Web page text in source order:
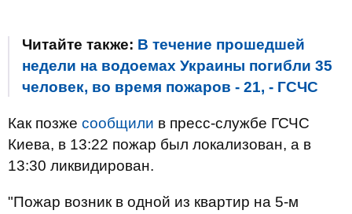
Читайте также: В течение прошедшей
недели на водоемах Украины погибли 35
человек, во время пожаров - 21, - ГСЧС
Как позже сообщили в пресс-службе ГСЧС
Киева, в 13:22 пожар был локализован, а в
13:30 ликвидирован.
"Пожар возник в одной из квартир на 5-м